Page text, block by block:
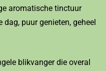
aromatische tinctuur
puur genieten, geheel
blikvanger die overal